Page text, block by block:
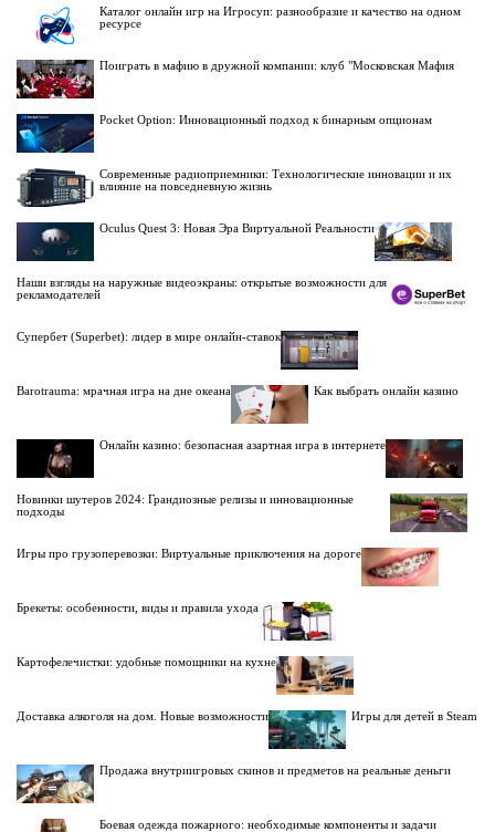
Каталог онлайн игр на Игросуп: разнообразие и качество на одном
ресурсе
Поиграть в мафию в дружной компании: клуб "Московская Мафия
Pocket Option: Инновационный подход к бинарным опционам
Современные радиоприемники: Технологические инновации и их
влияние на повседневную жизнь
Oculus Quest 3: Новая Эра Виртуальной Реальности
Наши взгляды на наружные видеоэкраны: открытые возможности для
рекламодателей
Супербет (Superbet): лидер в мире онлайн-ставок
Barotrauma: мрачная игра на дне океана Как выбрать онлайн казино
Онлайн казино: безопасная азартная игра в интернете
Новинки шутеров 2024: Грандиозные релизы и инновационные
подходы
Игры про грузоперевозки: Виртуальные приключения на дороге
Брекеты: особенности, виды и правила ухода
Картофелечистки: удобные помощники на кухне
Доставка алкоголя на дом. Новые возможности Игры для детей в Steam
Продажа внутриигровых скинов и предметов на реальные деньги
Боевая одежда пожарного: необходимые компоненты и задачи